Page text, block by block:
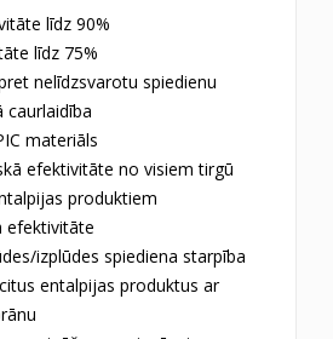
līdz 90%
līdz 75%
nelīdzsvarotu spiedienu
caurlaidība
materiāls
efektivitāte no visiem tirgū
produktiem
efektivitāte
izplūdes spiediena starpība
entalpijas produktus ar